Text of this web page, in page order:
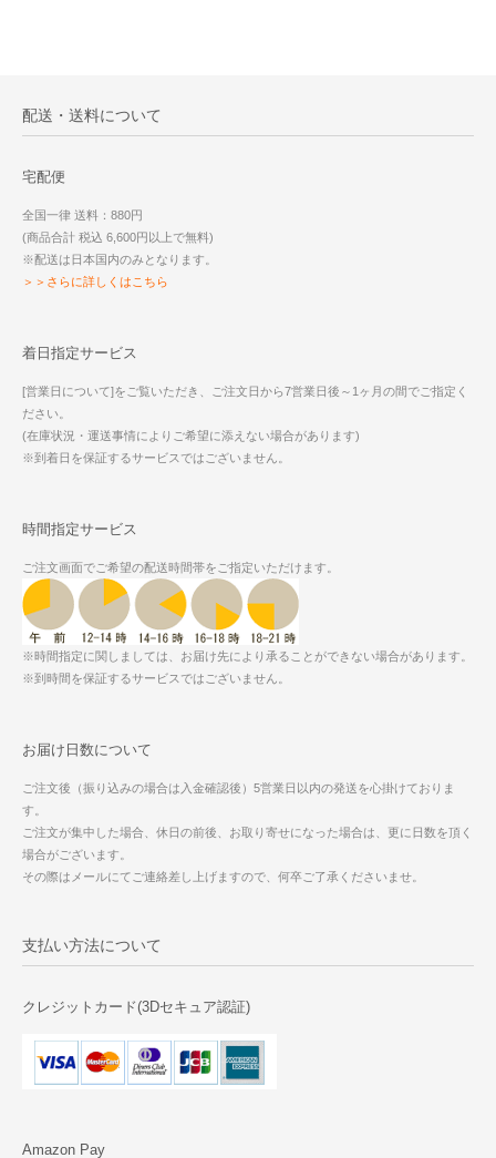
配送・送料について
宅配便
全国一律 送料：880円
(商品合計 税込 6,600円以上で無料)
※配送は日本国内のみとなります。
＞＞さらに詳しくはこちら
着日指定サービス
[営業日について]をご覧いただき、ご注文日から7営業日後～1ヶ月の間でご指定く
ださい。
(在庫状況・運送事情によりご希望に添えない場合があります)
※到着日を保証するサービスではございません。
時間指定サービス
ご注文画面でご希望の配送時間帯をご指定いただけます。
※時間指定に関しましては、お届け先により承ることができない場合があります。
※到時間を保証するサービスではございません。
お届け日数について
ご注文後（振り込みの場合は入金確認後）5営業日以内の発送を心掛けておりま
す。
ご注文が集中した場合、休日の前後、お取り寄せになった場合は、更に日数を頂く
場合がございます。
その際はメールにてご連絡差し上げますので、何卒ご了承くださいませ。
支払い方法について
クレジットカード(3Dセキュア認証)
Amazon Pay